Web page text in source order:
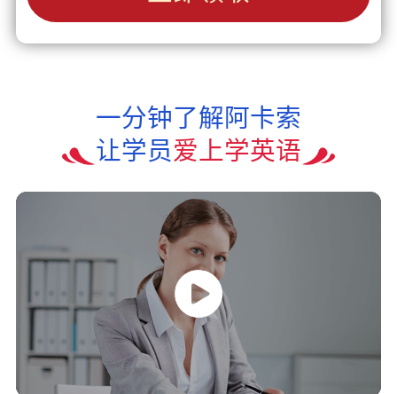
一分钟了解阿卡索
让学员爱上学英语